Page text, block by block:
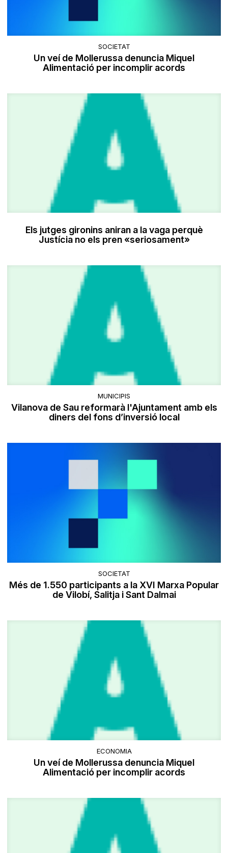
SOCIETAT
Un veí de Mollerussa denuncia Miquel
Alimentació per incomplir acords
Els jutges gironins aniran a la vaga perquè
Justícia no els pren «seriosament»
MUNICIPIS
Vilanova de Sau reformarà l'Ajuntament amb els
diners del fons d’inversió local
SOCIETAT
Més de 1.550 participants a la XVI Marxa Popular
de Vilobí, Salitja i Sant Dalmai
ECONOMIA
Un veí de Mollerussa denuncia Miquel
Alimentació per incomplir acords